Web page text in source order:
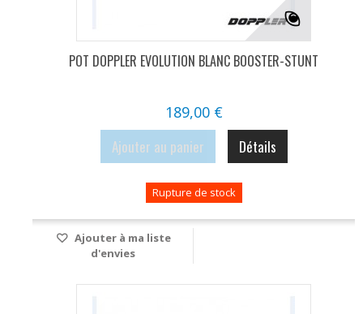
POT DOPPLER EVOLUTION BLANC BOOSTER-STUNT
189,00 €
Ajouter au panier Détails
Rupture de stock
Ajouter à ma liste
d'envies